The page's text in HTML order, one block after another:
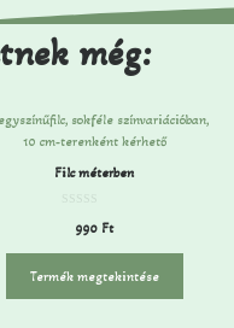
még:
Filc méterben
5
b
l
990 Ft
Termék megtekintése